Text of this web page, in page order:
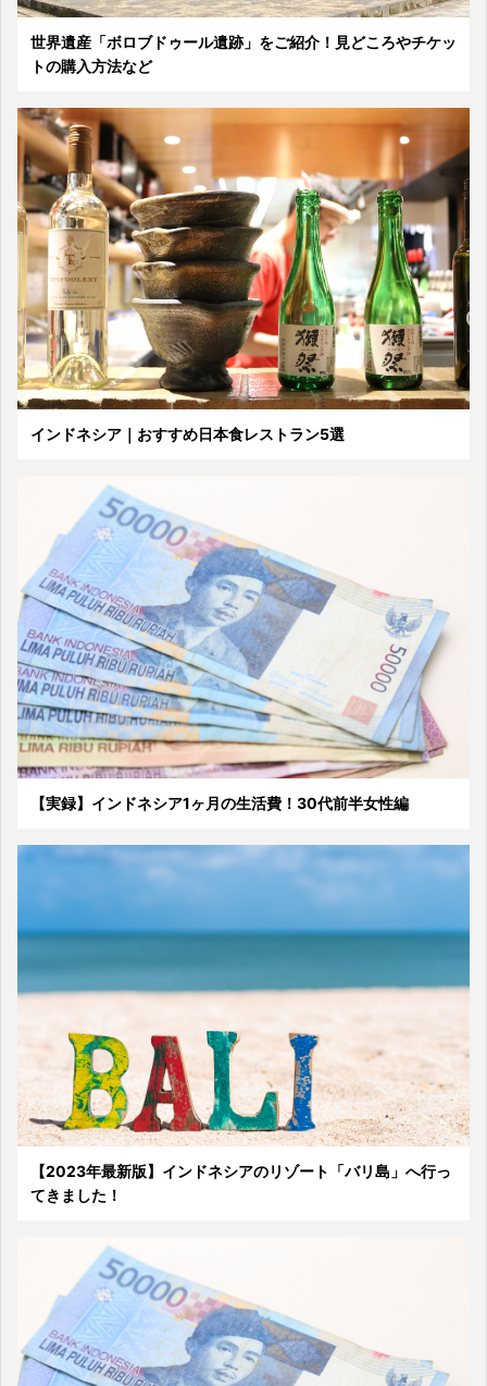
世界遺産「ボロブドゥール遺跡」をご紹介！見どころやチケッ
トの購入方法など
インドネシア｜おすすめ日本食レストラン5選
【実録】インドネシア1ヶ月の生活費！30代前半女性編
【2023年最新版】インドネシアのリゾート「バリ島」へ行っ
てきました！